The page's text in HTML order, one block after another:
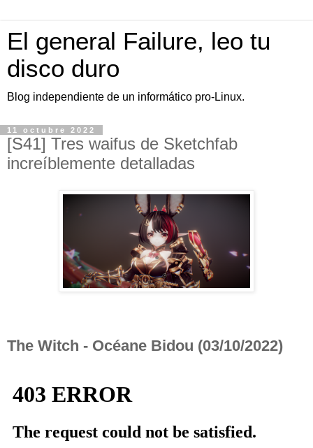
El general Failure, leo tu
disco duro
Blog independiente de un informático pro-Linux.
11 octubre 2022
[S41] Tres waifus de Sketchfab
increíblemente detalladas
The Witch - Océane Bidou (03/10/2022)